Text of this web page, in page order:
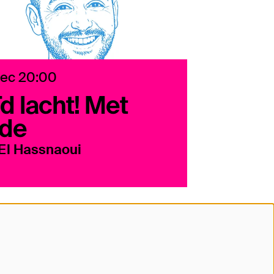
lacht! Met
Hassnaoui
20:00